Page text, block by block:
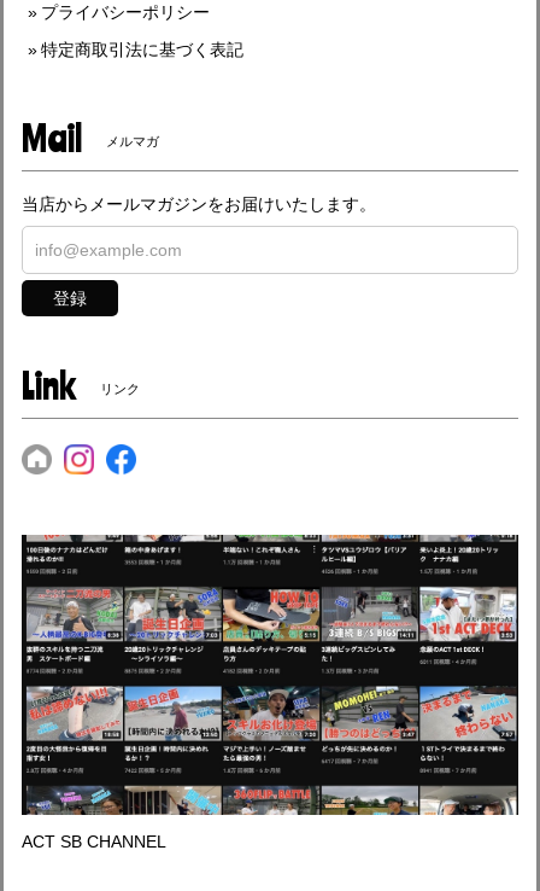
プライバシーポリシー
特定商取引法に基づく表記
Mail メルマガ
当店からメールマガジンをお届けいたします。
登録
Link リンク
ACT SB CHANNEL